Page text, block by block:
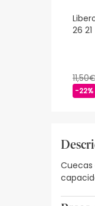
26 21
-22%